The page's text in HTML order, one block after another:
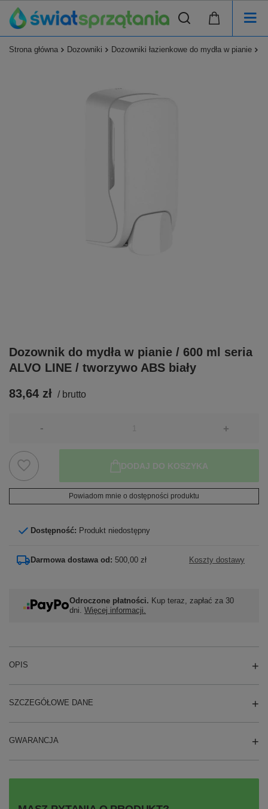
Strona główna Dozowniki Dozowniki łazienkowe do mydła w pianie
Dozownik do mydła w pianie / 600 ml seria
ALVO LINE / tworzywo ABS biały
83,64 zł / brutto
- +
DODAJ DO KOSZYKA
Powiadom mnie o dostępności produktu
Dostępność: Produkt niedostępny
Darmowa dostawa od: 500,00 zł Koszty dostawy
Odroczone płatności. Kup teraz, zapłać za 30
dni. Więcej informacji.
OPIS
SZCZEGÓŁOWE DANE
GWARANCJA